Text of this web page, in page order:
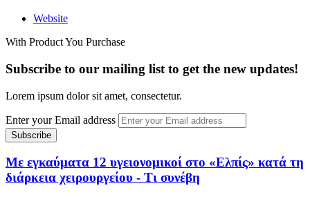
Website
With Product You Purchase
Subscribe to our mailing list to get the new updates!
Lorem ipsum dolor sit amet, consectetur.
Enter your Email address
Με εγκαύματα 12 υγειονομικοί στο «Ελπίς» κατά τη
διάρκεια χειρουργείου - Τι συνέβη